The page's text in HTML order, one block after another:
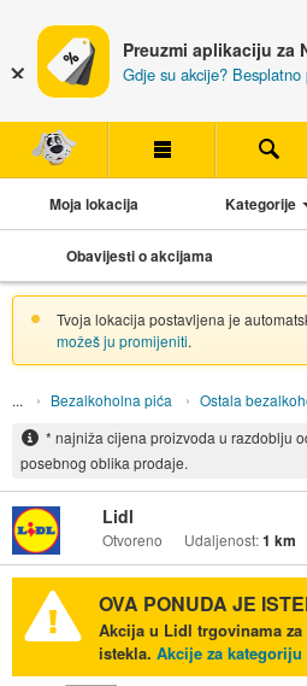
Preuzmi aplikaciju za
Gdje su akcije?
Moja lokacija Kategorije
Obavijesti o akcijama
Tvoja lokacija postavljena je
možeš ju promijeniti.
Bezalkoholna pića
Ostala
* najniža cijena proizvoda u razdoblju
posebnog oblika prodaje.
Lidl
Otvoreno Udaljenost:1 km
OVA PONUDA JE
Akcija u Lidl trgovinama za
istekla. Akcije za